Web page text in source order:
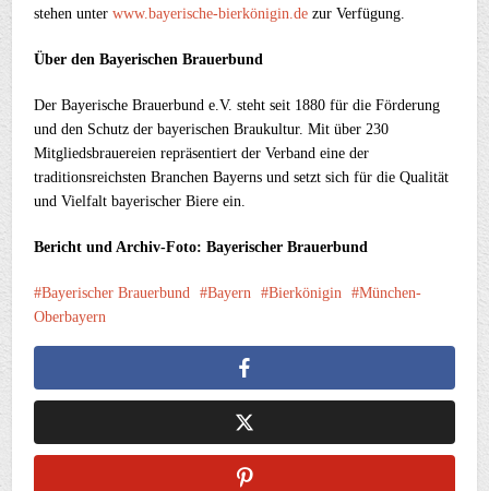
stehen unterwww.bayerische-bierkönigin.de zur Verfügung.
Über den Bayerischen Brauerbund
Der Bayerische Brauerbund e.V. steht seit 1880 für die Förderung
und den Schutz der bayerischen Braukultur. Mit über 230
Mitgliedsbrauereien repräsentiert der Verband eine der
traditionsreichsten Branchen Bayerns und setzt sich für die Qualität
und Vielfalt bayerischer Biere ein.
Bericht und Archiv-Foto: Bayerischer Brauerbund
Bayerischer Brauerbund Bayern Bierkönigin
München-
Oberbayern